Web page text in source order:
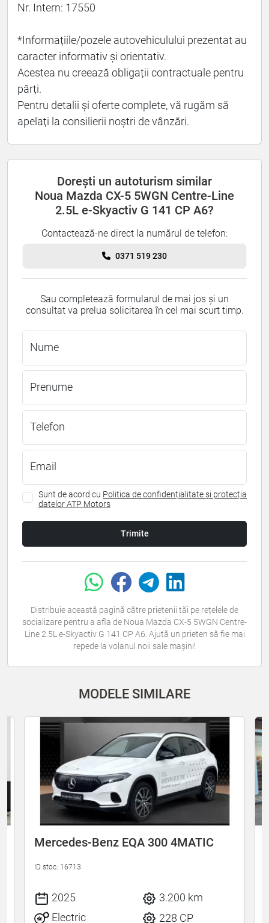
Nr. Intern: 17550
*Informațiile/pozele autovehiculului prezentat au
caracter informativ și orientativ.
Acestea nu creează obligații contractuale pentru
părți.
Pentru detalii și oferte complete, vă rugăm să
apelați la consilierii noștri de vânzări.
Dorești un autoturism similar
Noua Mazda CX-5 5WGN Centre-Line
2.5L e-Skyactiv G 141 CP A6?
Contactează-ne direct la numărul de telefon:
0371 519 230
Sau completează formularul de mai jos și un
consultat va prelua solicitarea în cel mai scurt timp.
Nume
Prenume
Telefon
Email
Sunt de acord cu Politica de confidențialitate și protecția
datelor ATP Motors
Trimite
Distribuie această pagină către prietenii tăi pe rețelele de
socializare pentru a afla de Noua Mazda CX-5 5WGN Centre-
Line 2.5L e-Skyactiv G 141 CP A6. Ajută un prieten să fie mai
repede la volanul noii sale mașini!
MODELE SIMILARE
Mercedes-Benz EQA 300 4MATIC
ID stoc: 16713
2025
3.200 km
Electric
228 CP